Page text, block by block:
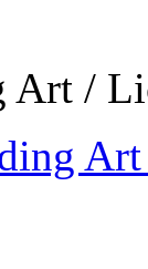
/
Art